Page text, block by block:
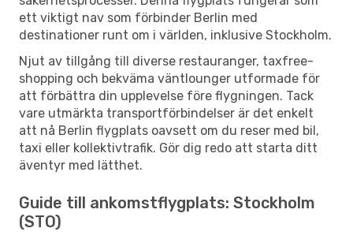
ett viktigt nav som förbinder Berlin med
destinationer runt om i världen, inklusive Stockholm.
Njut av tillgång till diverse restauranger, taxfree-
shopping och bekväma väntlounger utformade för
att förbättra din upplevelse före flygningen. Tack
vare utmärkta transportförbindelser är det enkelt
att nå Berlin flygplats oavsett om du reser med bil,
taxi eller kollektivtrafik. Gör dig redo att starta ditt
äventyr med lätthet.
Guide till ankomstflygplats: Stockholm
(STO)